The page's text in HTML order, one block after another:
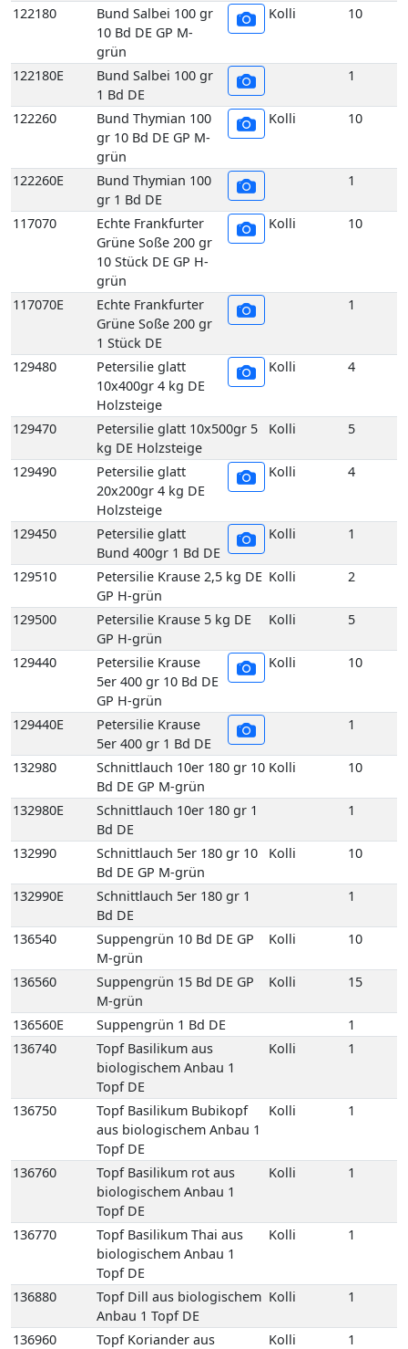
122180
Bund Salbei 100 gr
10 Bd DE GP M-
grün
Kolli 10
122180E
Bund Salbei 100 gr
1 Bd DE
1
122260
Bund Thymian 100
gr 10 Bd DE GP M-
grün
Kolli 10
122260E
Bund Thymian 100
gr 1 Bd DE
1
117070
Echte Frankfurter
Grüne Soße 200 gr
10 Stück DE GP H-
grün
Kolli 10
117070E
Echte Frankfurter
Grüne Soße 200 gr
1 Stück DE
1
129480
Petersilie glatt
10x400gr 4 kg DE
Holzsteige
Kolli 4
129470
Petersilie glatt 10x500gr 5
kg DE Holzsteige
Kolli 5
129490
Petersilie glatt
20x200gr 4 kg DE
Holzsteige
Kolli 4
129450
Petersilie glatt
Bund 400gr 1 Bd DE
Kolli 1
129510
Petersilie Krause 2,5 kg DE
GP H-grün
Kolli 2
129500
Petersilie Krause 5 kg DE
GP H-grün
Kolli 5
129440
Petersilie Krause
5er 400 gr 10 Bd DE
GP H-grün
Kolli 10
129440E
Petersilie Krause
5er 400 gr 1 Bd DE
1
132980
Schnittlauch 10er 180 gr 10
Bd DE GP M-grün
Kolli 10
132980E
Schnittlauch 10er 180 gr 1
Bd DE
1
132990
Schnittlauch 5er 180 gr 10
Bd DE GP M-grün
Kolli 10
132990E
Schnittlauch 5er 180 gr 1
Bd DE
1
136540
Suppengrün 10 Bd DE GP
M-grün
Kolli 10
136560
Suppengrün 15 Bd DE GP
M-grün
Kolli 15
136560E Suppengrün 1 Bd DE
1
136740
Topf Basilikum aus
biologischem Anbau 1
Topf DE
Kolli 1
136750
Topf Basilikum Bubikopf
aus biologischem Anbau 1
Topf DE
Kolli 1
136760
Topf Basilikum rot aus
biologischem Anbau 1
Topf DE
Kolli 1
136770
Topf Basilikum Thai aus
biologischem Anbau 1
Topf DE
Kolli 1
136880
Topf Dill aus biologischem
Anbau 1 Topf DE
Kolli 1
136960
Topf Koriander aus
Kolli 1